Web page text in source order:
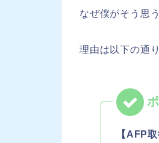
なぜ僕がそう思
理由は以下の通り
【AFP